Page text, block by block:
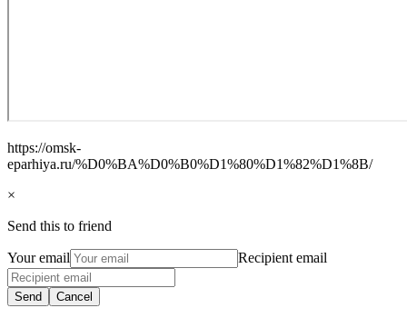
https://omsk-
eparhiya.ru/%D0%BA%D0%B0%D1%80%D1%82%D1%8B/
×
Send this to friend
Your email Recipient email
Send Cancel